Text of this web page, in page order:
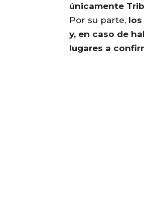
únicamente
Por su parte,
y, en caso de
lugares a